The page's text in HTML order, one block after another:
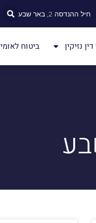
חיל ההנדסה 2, באר שבע
נזיקין ביטוח לאומי